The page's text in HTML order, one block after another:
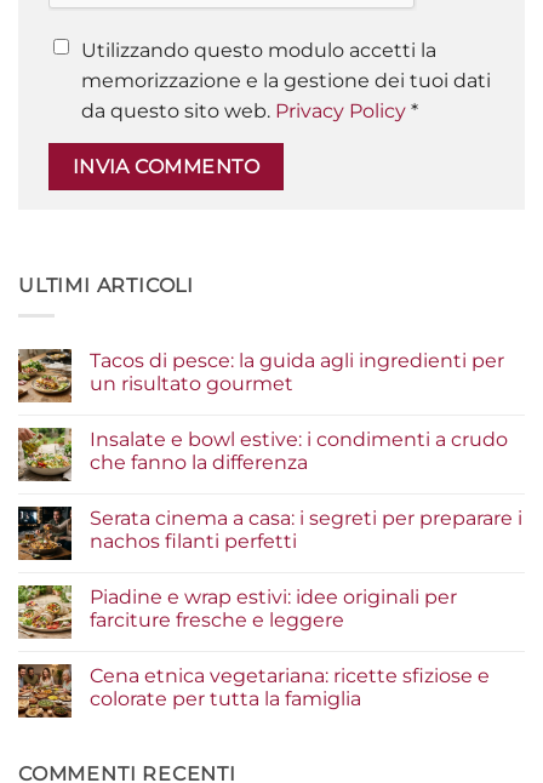
Utilizzando questo modulo accetti la
memorizzazione e la gestione dei tuoi dati
da questo sito web. Privacy Policy *
ULTIMI ARTICOLI
Tacos di pesce: la guida agli ingredienti per
un risultato gourmet
su
Tacos
di
guida
agli
ingredienti
risultato
gourmet
Insalate e bowl estive: i condimenti a crudo
che fanno la differenza
su
Insalate
e
condimenti
a
fanno
la
differenza
Serata cinema a casa: i segreti per preparare i
nachos filanti perfetti
su
Serata
cinema
i
segreti
per
filanti
Piadine e wrap estivi: idee originali per
farciture fresche e leggere
su
Piadine
e
originali
Cena etnica vegetariana: ricette sfiziose e
colorate per tutta la famiglia
Cena
COMMENTI RECENTI